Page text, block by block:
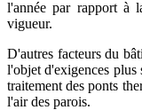
l'année par rapport à
vigueur.
D'autres facteurs du
l'objet d'exigences plus
traitement des ponts
l'air des parois.